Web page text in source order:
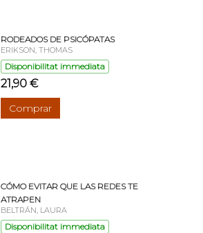
RODEADOS DE PSICÓPATAS
ERIKSON, THOMAS
Disponibilitat immediata
21,90 €
Comprar
CÓMO EVITAR QUE LAS REDES TE
ATRAPEN
BELTRÁN, LAURA
Disponibilitat immediata